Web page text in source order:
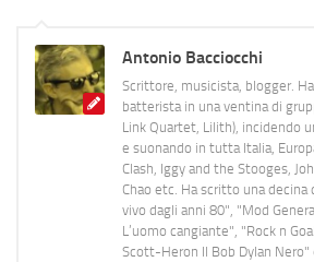
Antonio Bacciocchi
Scrittore, musicista, blogger.
batterista in una ventina di
Link Quartet, Lilith), incidendo
e suonando in tutta Italia,
Clash, Iggy and the Stooges,
Chao etc. Ha scritto una
vivo dagli anni 80", "Mod
L’uomo cangiante", "Rock n
Scott-Heron Il Bob Dylan Nero"